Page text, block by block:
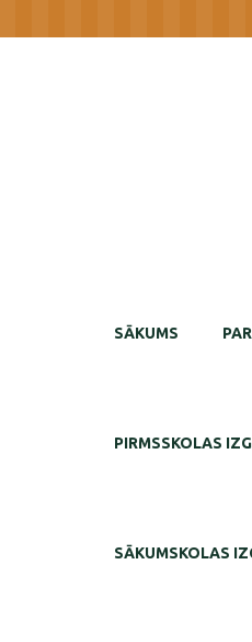
SĀKUMS
PIRMSSKOLAS
SĀKUMSKOLAS